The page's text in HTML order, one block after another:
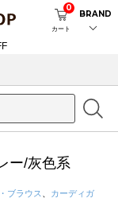
カート
0
BRAND
ー/灰色系
ブラウス
カーディガ